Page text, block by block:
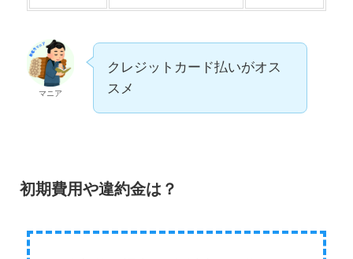
マニア
クレジットカード払いがオス
スメ
初期費用や違約金は？